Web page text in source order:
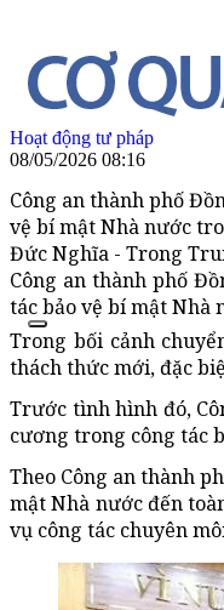
Hoạt động tư pháp
08/05/2026 08:16
Công an thành phố
vệ bí mật Nhà nước
Đức Nghĩa - Trong
Công an thành phố
tác bảo vệ bí mật
Trong bối cảnh
thách thức mới, đặc
Trước tình hình đó,
cương trong công tác
Theo Công an thành
mật Nhà nước đến
vụ công tác chuyên